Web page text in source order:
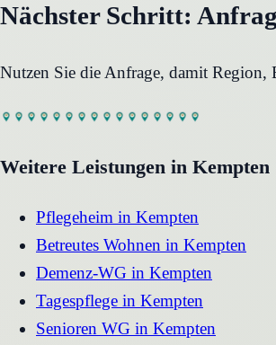
Nächster Schritt:
Nutzen Sie die Anfrage, damit
Weitere Leistungen in Kempten
Pflegeheim in Kempten
Betreutes Wohnen in Kempten
Demenz-WG in Kempten
Tagespflege in Kempten
Senioren WG in Kempten